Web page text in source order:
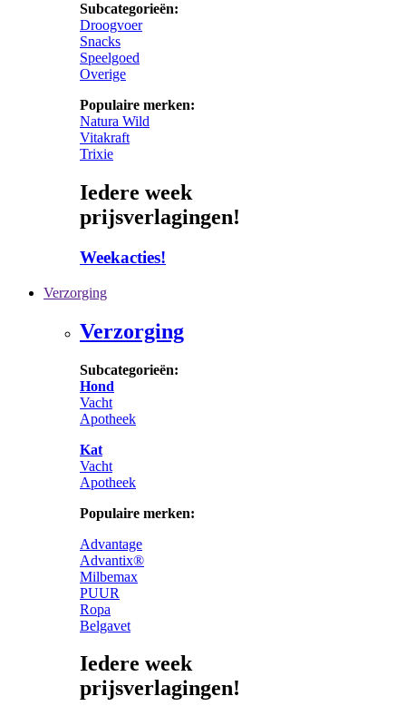
Subcategorieën:
Droogvoer
Snacks
Speelgoed
Overige
Populaire merken:
Natura Wild
Vitakraft
Trixie
Iedere week
prijsverlagingen!
Weekacties!
Verzorging
Verzorging
Subcategorieën:
Hond
Vacht
Apotheek
Kat
Vacht
Apotheek
Populaire merken:
Advantage
Advantix®
Milbemax
PUUR
Ropa
Belgavet
Iedere week
prijsverlagingen!